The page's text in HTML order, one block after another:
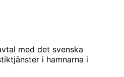
med det svenska
i hamnarna i